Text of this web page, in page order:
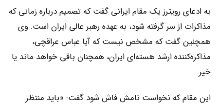
به ادعای رویترز یک مقام ایرانی گفت که تصمیم درباره زمانی که
مذاکرات از سر گرفته شود، به عهده رهبر عالی ایران است. وی
همچنین گفت که مشخص نیست که آیا عباس عراقچی،
مذاکره‌کننده ارشد هسته‌ای ایران، همچنان باقی خواهد ماند یا
خیر.
این مقام که نخواست نامش فاش شود گفت: «باید منتظر